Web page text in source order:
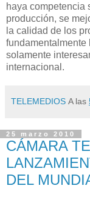
haya competencia
producción, se
la calidad de los
fundamentalmente
solamente
internacional.
TELEMEDIOS A las
25 marzo 2010
CÁMARA
DEL